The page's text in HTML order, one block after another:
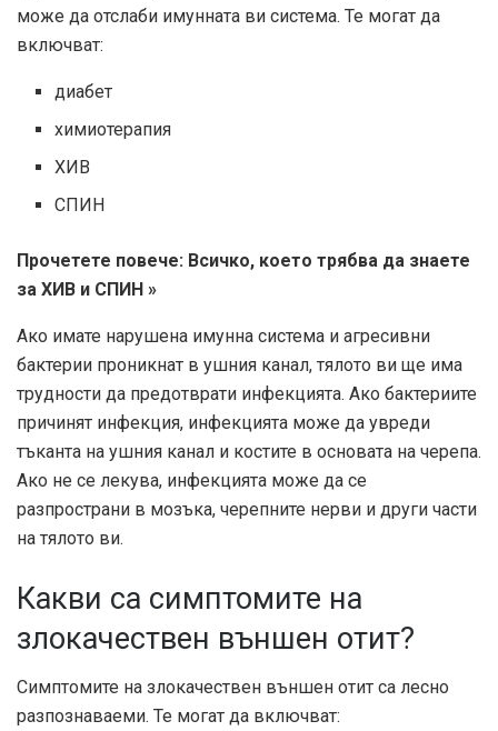
може да отслаби имунната ви система. Те могат да
включват:
диабет
химиотерапия
ХИВ
СПИН
Прочетете повече: Всичко, което трябва да знаете
за ХИВ и СПИН »
Ако имате нарушена имунна система и агресивни
бактерии проникнат в ушния канал, тялото ви ще има
трудности да предотврати инфекцията. Ако бактериите
причинят инфекция, инфекцията може да увреди
тъканта на ушния канал и костите в основата на черепа.
Ако не се лекува, инфекцията може да се
разпространи в мозъка, черепните нерви и други части
на тялото ви.
Какви са симптомите на
злокачествен външен отит?
Симптомите на злокачествен външен отит са лесно
разпознаваеми. Те могат да включват: